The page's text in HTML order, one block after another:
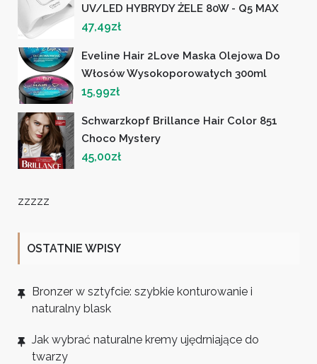
UV/LED HYBRYDY ŻELE 80W - Q5 MAX
47,49zł
Eveline Hair 2Love Maska Olejowa Do
Włosów Wysokoporowatych 300ml
15,99zł
Schwarzkopf Brillance Hair Color 851
Choco Mystery
45,00zł
zzzzz
OSTATNIE WPISY
Bronzer w sztyfcie: szybkie konturowanie i
naturalny blask
Jak wybrać naturalne kremy ujędrniające do
twarzy